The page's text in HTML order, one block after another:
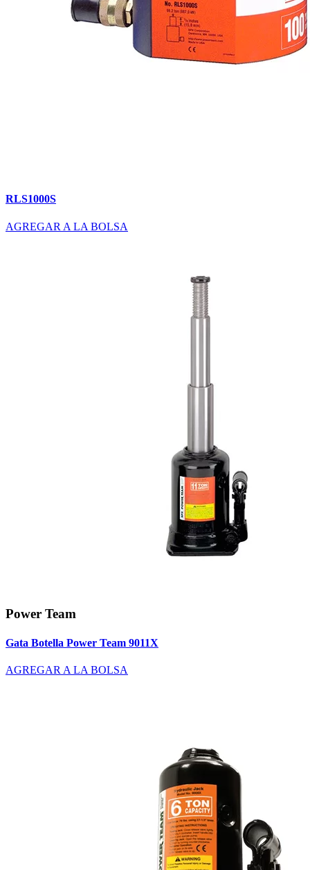
RLS1000S
AGREGAR A LA BOLSA
Power Team
Gata Botella Power Team 9011X
AGREGAR A LA BOLSA